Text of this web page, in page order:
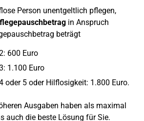
Person unentgeltlich pflegen,
in Anspruch
beträgt
600 Euro
1.100 Euro
oder 5 oder Hilflosigkeit: 1.800 Euro.
Ausgaben haben als maximal
auch die beste Lösung für Sie.